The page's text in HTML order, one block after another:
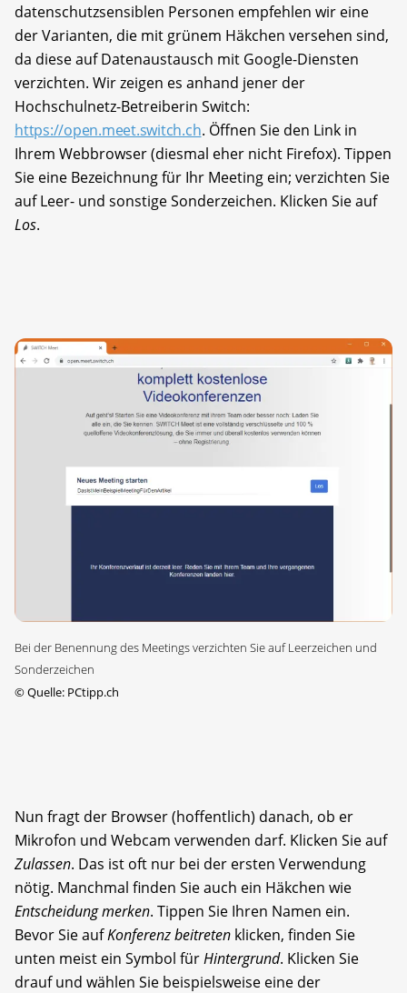
datenschutzsensiblen Personen empfehlen wir eine
der Varianten, die mit grünem Häkchen versehen sind,
da diese auf Datenaustausch mit Google-Diensten
verzichten. Wir zeigen es anhand jener der
Hochschulnetz-Betreiberin Switch:
https://open.meet.switch.ch. Öffnen Sie den Link in
Ihrem Webbrowser (diesmal eher nicht Firefox). Tippen
Sie eine Bezeichnung für Ihr Meeting ein; verzichten Sie
auf Leer- und sonstige Sonderzeichen. Klicken Sie auf
Los.
Bei der Benennung des Meetings verzichten Sie auf Leerzeichen und
Sonderzeichen
©Quelle: PCtipp.ch
Nun fragt der Browser (hoffentlich) danach, ob er
Mikrofon und Webcam verwenden darf. Klicken Sie auf
Zulassen. Das ist oft nur bei der ersten Verwendung
nötig. Manchmal finden Sie auch ein Häkchen wie
Entscheidung merken. Tippen Sie Ihren Namen ein.
Bevor Sie aufKonferenz beitreten klicken, finden Sie
unten meist ein Symbol fürHintergrund. Klicken Sie
drauf und wählen Sie beispielsweise eine der